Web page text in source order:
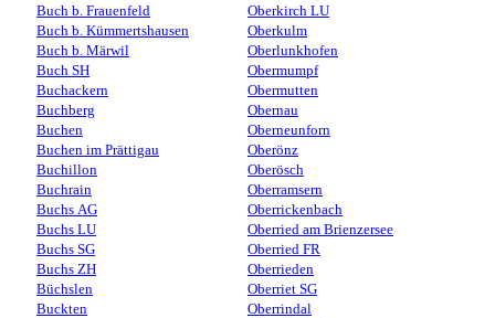
Buch b. Frauenfeld
Buch b. Kümmertshausen
Buch b. Märwil
Buch SH
Buchackern
Buchberg
Buchen
Buchen im Prättigau
Buchillon
Buchrain
Buchs AG
Buchs LU
Buchs SG
Buchs ZH
Büchslen
Buckten
Oberkirch LU
Oberkulm
Oberlunkhofen
Obermumpf
Obermutten
Obernau
Oberneunforn
Oberönz
Oberösch
Oberramsern
Oberrickenbach
Oberried am Brienzersee
Oberried FR
Oberrieden
Oberriet SG
Oberrindal